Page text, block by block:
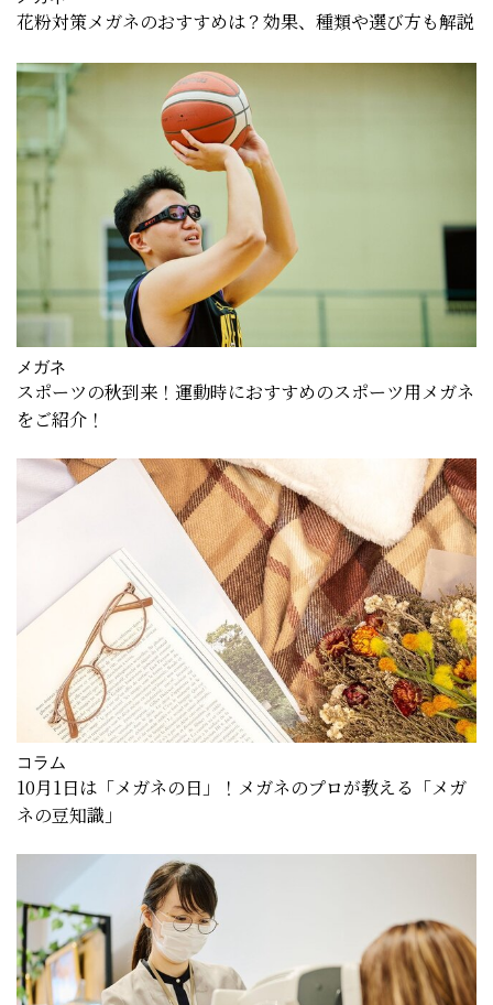
花粉対策メガネのおすすめは？効果、種類や選び方も解説
メガネ
スポーツの秋到来！運動時におすすめのスポーツ用メガネ
をご紹介！
コラム
10月1日は「メガネの日」！メガネのプロが教える「メガ
ネの豆知識」